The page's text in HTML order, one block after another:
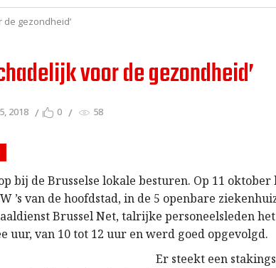
de gezondheid’
voor de gezondheid’
2018 0 58
bij de Brusselse lokale besturen. Op 11 oktober
’s van de hoofdstad, in de 5 openbare
Brussel Net, talrijke personeelsleden
uur, van 10 tot 12 uur en werd goed opgevolgd.
Er steekt een